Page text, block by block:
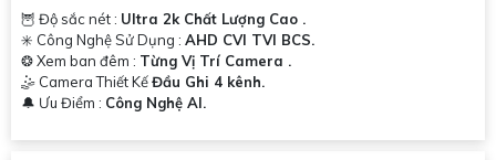
🦉 Độ sắc nét : Ultra 2k Chất Lượng Cao .
✳️ Công Nghệ Sử Dụng : AHD CVI TVI BCS.
❂ Xem ban đêm : Từng Vị Trí Camera .
🤹 Camera Thiết KếĐầu Ghi 4 kênh.
️🔔 Ưu Điểm : Công Nghệ AI.